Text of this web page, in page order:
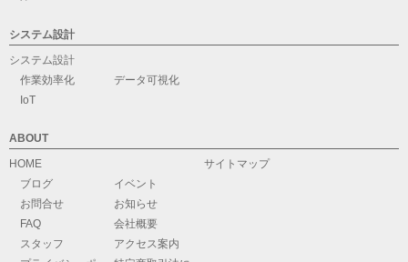
システム設計
システム設計
作業効率化
データ可視化
IoT
ABOUT
HOME
ブログ
イベント
お問合せ
お知らせ
FAQ
会社概要
スタッフ
アクセス案内
サイトマップ